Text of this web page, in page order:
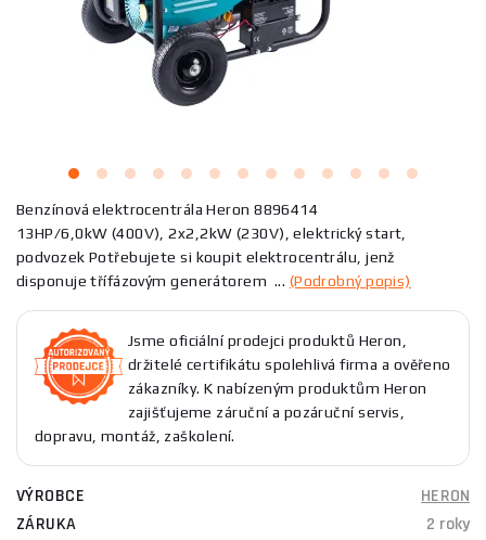
Benzínová elektrocentrála Heron 8896414
13HP/6,0kW (400V), 2x2,2kW (230V), elektrický start,
podvozek Potřebujete si koupit elektrocentrálu, jenž
disponuje třífázovým generátorem ... (Podrobný popis)
Jsme oficiální prodejci produktů Heron,
držitelé certifikátu spolehlivá firma a ověřeno
zákazníky. K nabízeným produktům Heron
zajišťujeme záruční a pozáruční servis,
dopravu, montáž, zaškolení.
VÝROBCE
HERON
ZÁRUKA
2 roky